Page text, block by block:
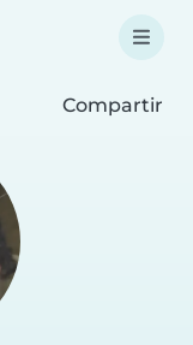
Compartir